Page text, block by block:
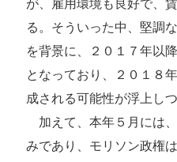
が、雇用環境も良好で、
る。そういった中、堅調
を背景に、２０１７年以
となっており、２０１８
成される可能性が浮上しつ
加えて、本年５月には
みであり、モリソン政権